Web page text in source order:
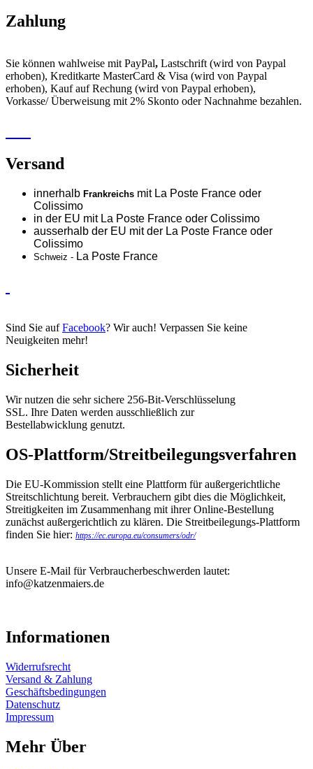
Zahlung
Sie können wahlweise mit PayPal, Lastschrift (wird von Paypal
erhoben), Kreditkarte MasterCard & Visa (wird von Paypal
erhoben), Kauf auf Rechung (wird von Paypal erhoben),
Vorkasse/ Überweisung mit 2% Skonto oder Nachnahme bezahlen.
Versand
innerhalb Frankreichs mit La Poste France oder
Colissimo
in der EU mit La Poste France oder Colissimo
ausserhalb der EU mit der La Poste France oder
Colissimo
Schweiz - La Poste France
Sind Sie aufFacebook? Wir auch! Verpassen Sie keine
Neuigkeiten mehr!
Sicherheit
Wir nutzen die sehr sichere 256-Bit-Verschlüsselung
SSL. Ihre Daten werden ausschließlich zur
Bestellabwicklung genutzt.
OS-Plattform/Streitbeilegungsverfahren
Die EU-Kommission stellt eine Plattform für außergerichtliche
Streitschlichtung bereit. Verbrauchern gibt dies die Möglichkeit,
Streitigkeiten im Zusammenhang mit ihrer Online-Bestellung
zunächst außergerichtlich zu klären. Die Streitbeilegungs-Plattform
finden Sie hier: https://ec.europa.eu/consumers/odr/
Unsere E-Mail für Verbraucherbeschwerden lautet:
info@katzenmaiers.de
Informationen
Widerrufsrecht
Versand & Zahlung
Geschäftsbedingungen
Datenschutz
Impressum
Mehr Über